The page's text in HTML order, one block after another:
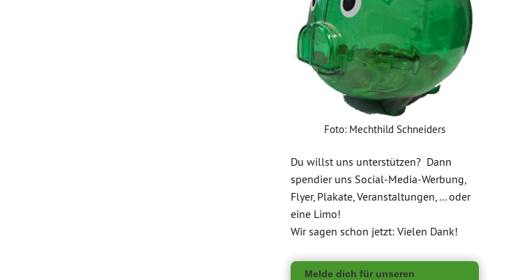
Foto: Mechthild Schneiders
Du willst uns unterstützen? Dann
spendier uns Social-Media-Werbung,
Flyer, Plakate, Veranstaltungen, ... oder
eine Limo!
Wir sagen schon jetzt: Vielen Dank!
Melde dich für unseren